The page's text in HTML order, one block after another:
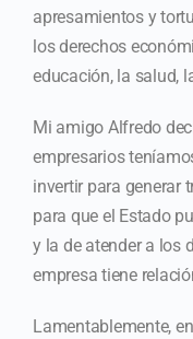
apresamientos y
los derechos
educación, la salud,
Mi amigo Alfredo
empresarios
invertir para generar
para que el Estado
y la de atender a los
empresa tiene
Lamentablemente,